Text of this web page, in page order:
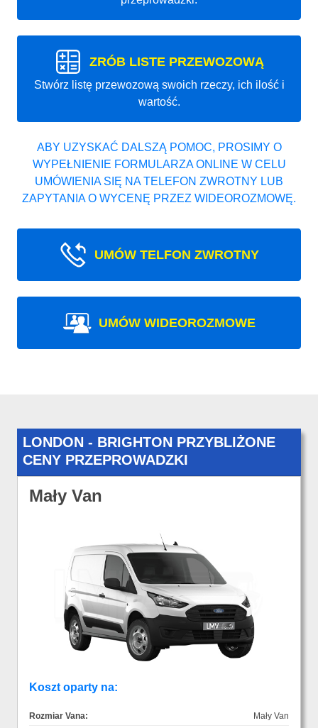
ZRÓB LISTE PRZEWOZOWĄ
Stwórz listę przewozową swoich rzeczy, ich ilość i
wartość.
ABY UZYSKAĆ DALSZĄ POMOC, PROSIMY O
WYPEŁNIENIE FORMULARZA ONLINE W CELU
UMÓWIENIA SIĘ NA TELEFON ZWROTNY LUB
ZAPYTANIA O WYCENĘ PRZEZ WIDEOROZMOWĘ.
UMÓW TELFON ZWROTNY
UMÓW WIDEOROZMOWE
LONDON - BRIGHTON PRZYBLIŻONE
CENY PRZEPROWADZKI
Mały Van
Koszt oparty na:
Rozmiar Vana:
Mały Van